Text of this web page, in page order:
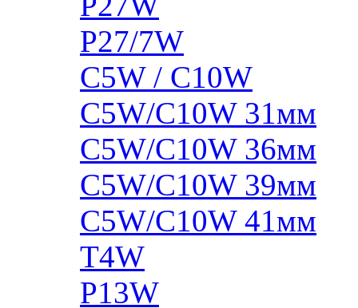
P27/7W
C5W / C10W
C5W/C10W 31мм
C5W/C10W 36мм
C5W/C10W 39мм
C5W/C10W 41мм
T4W
P13W